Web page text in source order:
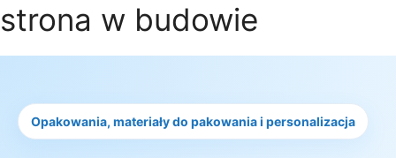
strona w budowie
Opakowania, materiały do pakowania i personalizacja